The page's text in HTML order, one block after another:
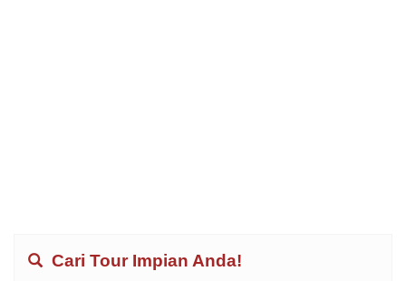
Cari Tour Impian Anda!